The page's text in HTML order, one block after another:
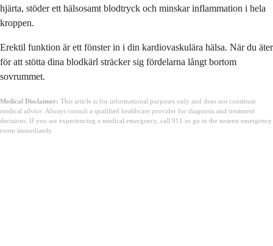
hjärta, stöder ett hälsosamt blodtryck och minskar inflammation i hela
kroppen.
Erektil funktion är ett fönster in i din kardiovaskulära hälsa. När du äter
för att stötta dina blodkärl sträcker sig fördelarna långt bortom
sovrummet.
Medical Disclaimer: This article is for informational purposes only and does not constitute
medical advice. Always consult a qualified healthcare provider for diagnosis and treatment
decisions. If you are experiencing a medical emergency, call 911 or go to the nearest emergency
room immediately.